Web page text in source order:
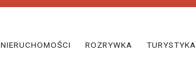
NIERUCHOMOŚCI ROZRYWKA TURYSTYKA